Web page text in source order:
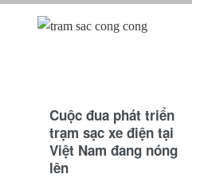
Cuộc đua phát triển
trạm sạc xe điện tại
Việt Nam đang nóng
lên